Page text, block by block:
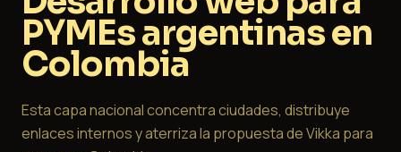
PYMEs argentinas en
Colombia
Esta capa nacional concentra ciudades, distribuye
enlaces internos y aterriza la propuesta de Vikka para